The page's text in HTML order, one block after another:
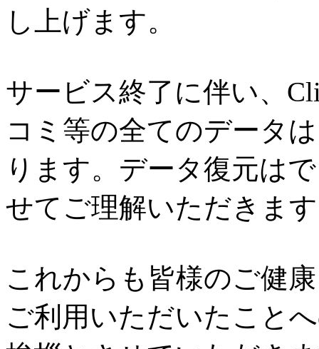
し上げます。
サービス終了に伴い、
コミ等の全てのデータ
ります。データ復元は
せてご理解いただきま
これからも皆様のご健
ご利用いただいたこと